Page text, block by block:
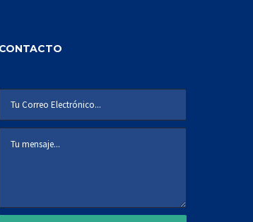
CLAUSURA
CONTACTO